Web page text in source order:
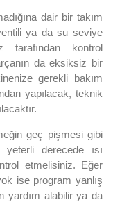
dair bir takım
ya da su seviye
tarafından kontrol
da eksiksiz bir
gerekli bakım
yapılacak, teknik
geç pişmesi gibi
yeterli derecede ısı
etmelisiniz. Eğer
ise program yanlış
yardım alabilir ya da